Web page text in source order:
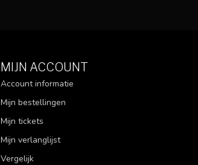
MIJN ACCOUNT
Account informatie
Mijn bestellingen
Mijn tickets
Mijn verlanglijst
Vergelijk